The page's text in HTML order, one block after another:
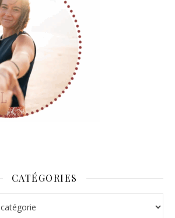
CATÉGORIES